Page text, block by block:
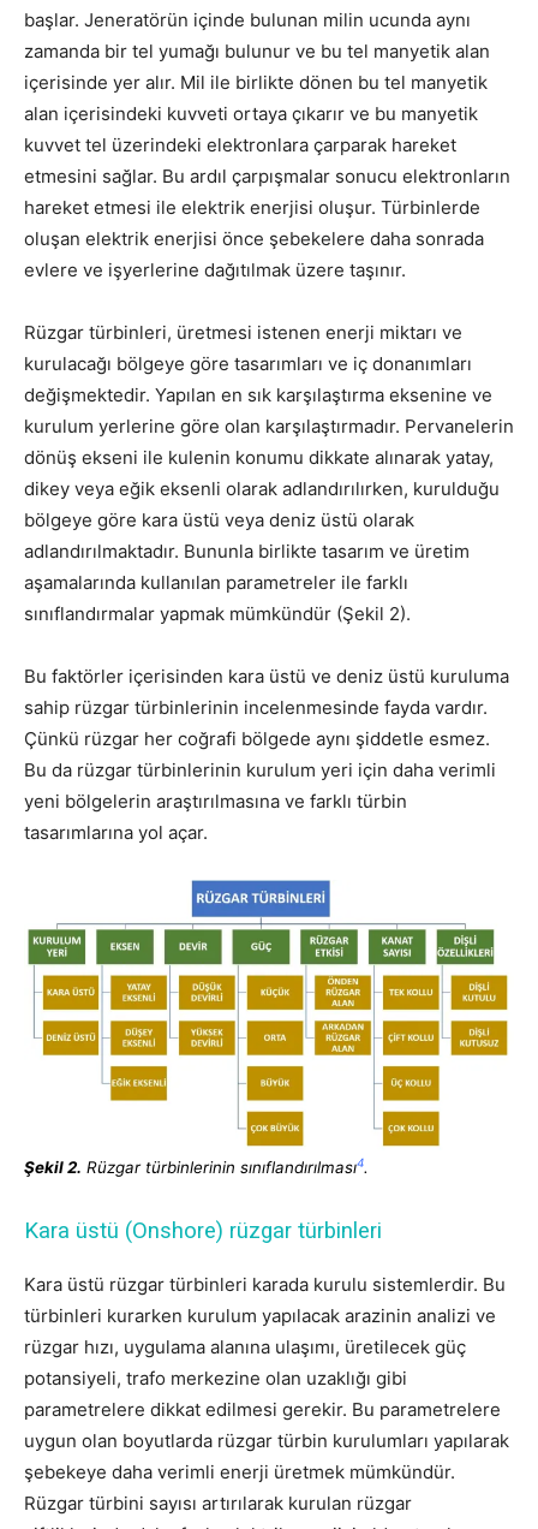
başlar. Jeneratörün içinde bulunan milin ucunda aynı
zamanda bir tel yumağı bulunur ve bu tel manyetik alan
içerisinde yer alır. Mil ile birlikte dönen bu tel manyetik
alan içerisindeki kuvveti ortaya çıkarır ve bu manyetik
kuvvet tel üzerindeki elektronlara çarparak hareket
etmesini sağlar. Bu ardıl çarpışmalar sonucu elektronların
hareket etmesi ile elektrik enerjisi oluşur. Türbinlerde
oluşan elektrik enerjisi önce şebekelere daha sonrada
evlere ve işyerlerine dağıtılmak üzere taşınır.
Rüzgar türbinleri, üretmesi istenen enerji miktarı ve
kurulacağı bölgeye göre tasarımları ve iç donanımları
değişmektedir. Yapılan en sık karşılaştırma eksenine ve
kurulum yerlerine göre olan karşılaştırmadır. Pervanelerin
dönüş ekseni ile kulenin konumu dikkate alınarak yatay,
dikey veya eğik eksenli olarak adlandırılırken, kurulduğu
bölgeye göre kara üstü veya deniz üstü olarak
adlandırılmaktadır. Bununla birlikte tasarım ve üretim
aşamalarında kullanılan parametreler ile farklı
sınıflandırmalar yapmak mümkündür (Şekil 2).
Bu faktörler içerisinden kara üstü ve deniz üstü kuruluma
sahip rüzgar türbinlerinin incelenmesinde fayda vardır.
Çünkü rüzgar her coğrafi bölgede aynı şiddetle esmez.
Bu da rüzgar türbinlerinin kurulum yeri için daha verimli
yeni bölgelerin araştırılmasına ve farklı türbin
tasarımlarına yol açar.
Şekil 2. Rüzgar türbinlerinin sınıflandırılması4.
Kara üstü (Onshore) rüzgar türbinleri
Kara üstü rüzgar türbinleri karada kurulu sistemlerdir. Bu
türbinleri kurarken kurulum yapılacak arazinin analizi ve
rüzgar hızı, uygulama alanına ulaşımı, üretilecek güç
potansiyeli, trafo merkezine olan uzaklığı gibi
parametrelere dikkat edilmesi gerekir. Bu parametrelere
uygun olan boyutlarda rüzgar türbin kurulumları yapılarak
şebekeye daha verimli enerji üretmek mümkündür.
Rüzgar türbini sayısı artırılarak kurulan rüzgar